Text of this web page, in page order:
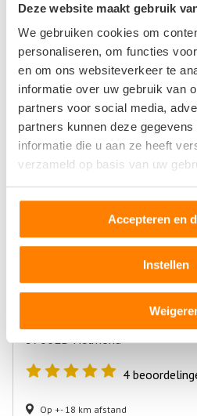
Deze website maakt gebruik
We gebruiken cookies om
personaliseren, om functies
en om ons websiteverkeer te
informatie over uw gebruik van
partners voor social media,
partners kunnen deze
informatie die u aan ze heeft
verzameld op basis van uw
Accepteren en
Instellen
Op +- 17 km afstand
Autobedrijf T. Weber & Zn
Beemdweg 8
5705BJ Helmond
0
Keijzer Autodemontage
5706LD Helmond
4
Op +- 18 km afstand